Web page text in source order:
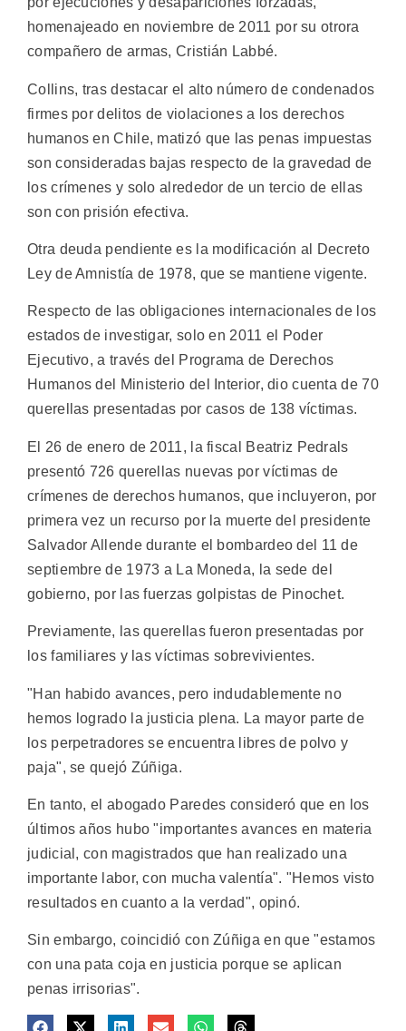
homenajeado en noviembre de 2011 por su otrora
compañero de armas, Cristián Labbé.
Collins, tras destacar el alto número de condenados
firmes por delitos de violaciones a los derechos
humanos en Chile, matizó que las penas impuestas
son consideradas bajas respecto de la gravedad de
los crímenes y solo alrededor de un tercio de ellas
son con prisión efectiva.
Otra deuda pendiente es la modificación al Decreto
Ley de Amnistía de 1978, que se mantiene vigente.
Respecto de las obligaciones internacionales de los
estados de investigar, solo en 2011 el Poder
Ejecutivo, a través del Programa de Derechos
Humanos del Ministerio del Interior, dio cuenta de 70
querellas presentadas por casos de 138 víctimas.
El 26 de enero de 2011, la fiscal Beatriz Pedrals
presentó 726 querellas nuevas por víctimas de
crímenes de derechos humanos, que incluyeron, por
primera vez un recurso por la muerte del presidente
Salvador Allende durante el bombardeo del 11 de
septiembre de 1973 a La Moneda, la sede del
gobierno, por las fuerzas golpistas de Pinochet.
Previamente, las querellas fueron presentadas por
los familiares y las víctimas sobrevivientes.
"Han habido avances, pero indudablemente no
hemos logrado la justicia plena. La mayor parte de
los perpetradores se encuentra libres de polvo y
paja", se quejó Zúñiga.
En tanto, el abogado Paredes consideró que en los
últimos años hubo "importantes avances en materia
judicial, con magistrados que han realizado una
importante labor, con mucha valentía". "Hemos visto
resultados en cuanto a la verdad", opinó.
Sin embargo, coincidió con Zúñiga en que "estamos
con una pata coja en justicia porque se aplican
penas irrisorias".